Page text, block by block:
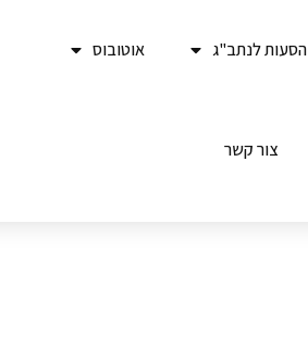
הסעות לנתב"ג אוטובוס
צור קשר